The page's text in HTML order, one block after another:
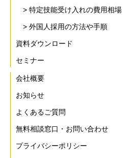
> 特定技能受け入れの費用相場
> 外国人採用の方法や手順
資料ダウンロード
セミナー
会社概要
お知らせ
よくあるご質問
無料相談窓口・お問い合わせ
プライバシーポリシー